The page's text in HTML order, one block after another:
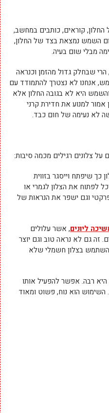
קוראים, כותבים במחשב,
השמש נמצאת בצד של החלון,
מבלי שום בעיה.
הרי שבחלק גדול מהזמן וכנראה
אנחנו לא נצטרך להתמודד עם
היא לא בגובה החלון אלא
אמור למנוע את חדירת קרני
לא נעימה של חום כבד.
על צלונים רגילים מכמה סיבות:
כך שיפתח וייסגר בזווית
לפתוח את הצלון לגמרי או
פרקטי וגם ישפר את הנראות של
ליונים, אשר עלולים
גם לא נראה טוב וגם יוצר
בצלון חשמלי שלא
היא רבה. אפשר להפעיל אותו
הוא נוח, פשוט ומאוד